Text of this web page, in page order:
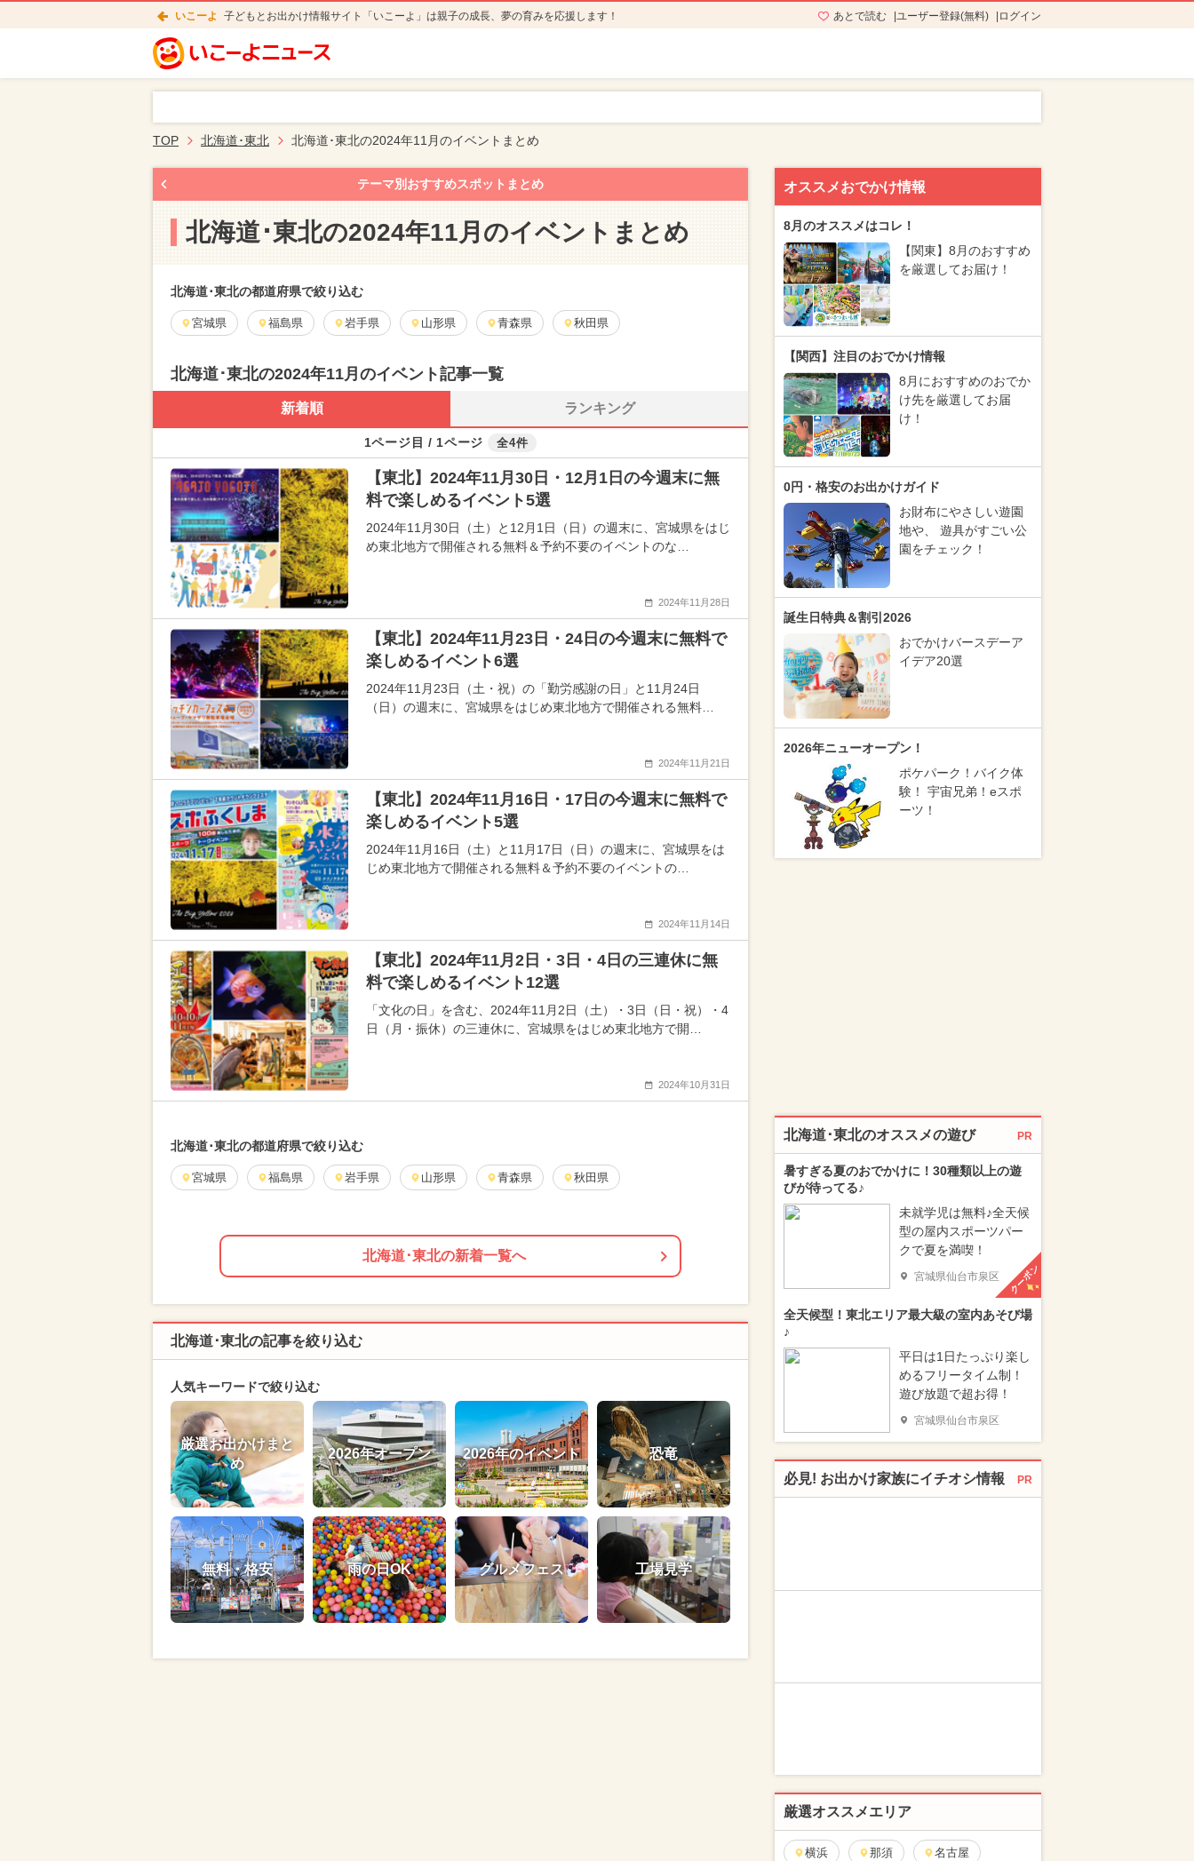
いこーよ 子どもとお出かけ情報サイト「いこーよ」は親子の成長、夢の育みを応援します！ あとで読む ユーザー登録(無料) ログイン
TOP 北海道･東北 北海道･東北の2024年11月のイベントまとめ
テーマ別おすすめスポットまとめ
北海道･東北の2024年11月のイベントまとめ
北海道･東北の都道府県で絞り込む
宮城県 福島県 岩手県 山形県 青森県 秋田県
北海道･東北の2024年11月のイベント記事一覧
新着順 ランキング
1ページ目 / 1ページ 全4件
【東北】2024年11月30日・12月1日の今週末に無
料で楽しめるイベント5選
2024年11月30日（土）と12月1日（日）の週末に、宮城県をはじ
め東北地方で開催される無料＆予約不要のイベントのな…
2024年11月28日
【東北】2024年11月23日・24日の今週末に無料で
楽しめるイベント6選
2024年11月23日（土・祝）の「勤労感謝の日」と11月24日
（日）の週末に、宮城県をはじめ東北地方で開催される無料…
2024年11月21日
【東北】2024年11月16日・17日の今週末に無料で
楽しめるイベント5選
2024年11月16日（土）と11月17日（日）の週末に、宮城県をは
じめ東北地方で開催される無料＆予約不要のイベントの…
2024年11月14日
【東北】2024年11月2日・3日・4日の三連休に無
料で楽しめるイベント12選
「文化の日」を含む、2024年11月2日（土）・3日（日・祝）・4
日（月・振休）の三連休に、宮城県をはじめ東北地方で開…
2024年10月31日
北海道･東北の都道府県で絞り込む
宮城県 福島県 岩手県 山形県 青森県 秋田県
北海道･東北の新着一覧へ
北海道･東北の記事を絞り込む
人気キーワードで絞り込む
厳選お出かけまと
め
2026年オープン 2026年のイベント 恐竜
無料・格安 雨の日OK グルメフェス 工場見学
オススメおでかけ情報
8月のオススメはコレ！
【関東】8月のおすすめ
を厳選してお届け！
【関西】注目のおでかけ情報
8月におすすめのおでか
け先を厳選してお届
け！
0円・格安のお出かけガイド
お財布にやさしい遊園
地や、 遊具がすごい公
園をチェック！
誕生日特典＆割引2026
おでかけバースデーア
イデア20選
2026年ニューオープン！
ポケパーク！バイク体
験！ 宇宙兄弟！eスポ
ーツ！
北海道･東北のオススメの遊び PR
暑すぎる夏のおでかけに！30種類以上の遊
びが待ってる♪
未就学児は無料♪全天候
型の屋内スポーツパー
クで夏を満喫！
宮城県仙台市泉区 クーポン
全天候型！東北エリア最大級の室内あそび場
♪
平日は1日たっぷり楽し
めるフリータイム制！
遊び放題で超お得！
宮城県仙台市泉区
必見! お出かけ家族にイチオシ情報 PR
厳選オススメエリア
横浜 那須 名古屋